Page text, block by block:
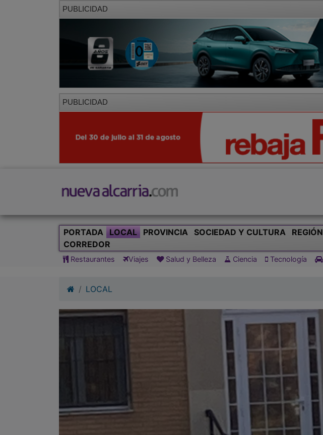
PUBLICIDAD
PUBLICIDAD
PORTADA LOCAL PROVINCIA SOCIEDAD Y CULTURA REGIÓN
CORREDOR
Restaurantes Viajes Salud y Belleza Ciencia Tecnología
LOCAL